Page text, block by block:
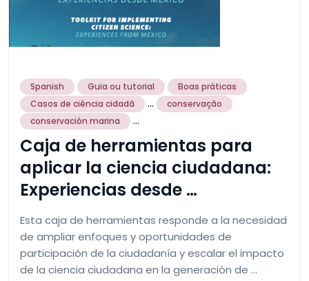
Spanish Guia ou tutorial
Boas práticas
Casos de ciência cidadã
...
conservação
conservación marina
...
Caja de herramientas para
aplicar la ciencia ciudadana:
Experiencias desde …
Esta caja de herramientas responde a la necesidad
de ampliar enfoques y oportunidades de
participación de la ciudadanía y escalar el impacto
de la ciencia ciudadana en la generación de …